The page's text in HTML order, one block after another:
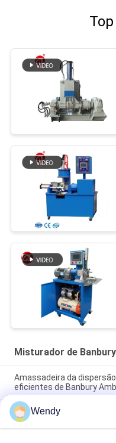
Misturador de Banbury
Amassadeira da
eficientes de Banbury
0.05L Mini Desktop
Borracha Misturador
de Amassar Laboratório
Wendy